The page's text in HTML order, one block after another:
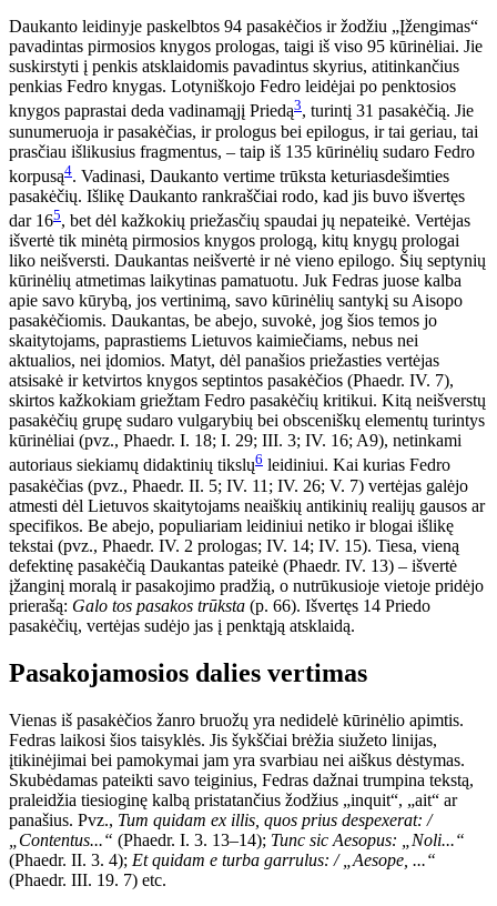
Daukanto leidinyje paskelbtos 94 pasakėčios ir žodžiu „Įžengimas“
pavadintas pirmosios knygos prologas, taigi iš viso 95 kūrinėliai. Jie
suskirstyti į penkis atsklaidomis pavadintus skyrius, atitinkančius
penkias Fedro knygas. Lotyniškojo Fedro leidėjai po penktosios
knygos paprastai deda vadinamąjį Priedą3, turintį 31 pasakėčią. Jie
sunumeruoja ir pasakėčias, ir prologus bei epilogus, ir tai geriau, tai
prasčiau išlikusius fragmentus, – taip iš 135 kūrinėlių sudaro Fedro
korpusą4. Vadinasi, Daukanto vertime trūksta keturiasdešimties
pasakėčių. Išlikę Daukanto rankraščiai rodo, kad jis buvo išvertęs
dar 165, bet dėl kažkokių priežasčių spaudai jų nepateikė. Vertėjas
išvertė tik minėtą pirmosios knygos prologą, kitų knygų prologai
liko neišversti. Daukantas neišvertė ir nė vieno epilogo. Šių septynių
kūrinėlių atmetimas laikytinas pamatuotu. Juk Fedras juose kalba
apie savo kūrybą, jos vertinimą, savo kūrinėlių santykį su Aisopo
pasakėčiomis. Daukantas, be abejo, suvokė, jog šios temos jo
skaitytojams, paprastiems Lietuvos kaimiečiams, nebus nei
aktualios, nei įdomios. Matyt, dėl panašios priežasties vertėjas
atsisakė ir ketvirtos knygos septintos pasakėčios (Phaedr. IV. 7),
skirtos kažkokiam griežtam Fedro pasakėčių kritikui. Kitą neišverstų
pasakėčių grupę sudaro vulgarybių bei obsceniškų elementų turintys
kūrinėliai (pvz., Phaedr. I. 18; I. 29; III. 3; IV. 16; A9), netinkami
autoriaus siekiamų didaktinių tikslų6 leidiniui. Kai kurias Fedro
pasakėčias (pvz., Phaedr. II. 5; IV. 11; IV. 26; V. 7) vertėjas galėjo
atmesti dėl Lietuvos skaitytojams neaiškių antikinių realijų gausos ar
specifikos. Be abejo, populiariam leidiniui netiko ir blogai išlikę
tekstai (pvz., Phaedr. IV. 2 prologas; IV. 14; IV. 15). Tiesa, vieną
defektinę pasakėčią Daukantas pateikė (Phaedr. IV. 13) – išvertė
įžanginį moralą ir pasakojimo pradžią, o nutrūkusioje vietoje pridėjo
prierašą: Galo tos pasakos trūksta (p. 66). Išvertęs 14 Priedo
pasakėčių, vertėjas sudėjo jas į penktąją atsklaidą.
Pasakojamosios dalies vertimas
Vienas iš pasakėčios žanro bruožų yra nedidelė kūrinėlio apimtis.
Fedras laikosi šios taisyklės. Jis šykščiai brėžia siužeto linijas,
įtikinėjimai bei pamokymai jam yra svarbiau nei aiškus dėstymas.
Skubėdamas pateikti savo teiginius, Fedras dažnai trumpina tekstą,
praleidžia tiesioginę kalbą pristatančius žodžius „inquit“, „ait“ ar
panašius. Pvz., Tum quidam ex illis, quos prius despexerat: /
„Contentus...“ (Phaedr. I. 3. 13–14); Tunc sic Aesopus: „Noli...“
(Phaedr. II. 3. 4); Et quidam e turba garrulus: / „Aesope, ...“
(Phaedr. III. 19. 7) etc.